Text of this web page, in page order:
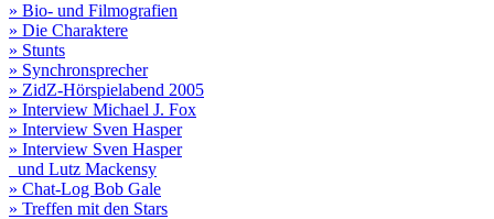
» Bio- und Filmografien
» Die Charaktere
» Stunts
» Synchronsprecher
» ZidZ-Hörspielabend 2005
» Interview Michael J. Fox
» Interview Sven Hasper
» Interview Sven Hasper
und Lutz Mackensy
» Chat-Log Bob Gale
» Treffen mit den Stars